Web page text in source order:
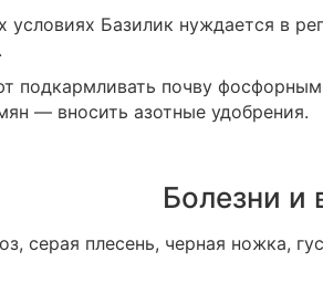
условиях Базилик нуждается в
подкармливать почву
— вносить азотные удобрения.
Болезни и
серая плесень, черная ножка,